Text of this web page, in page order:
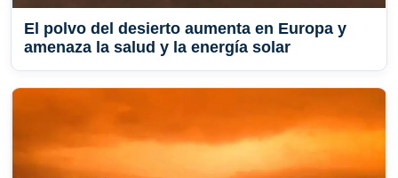
El polvo del desierto aumenta en Europa y
amenaza la salud y la energía solar